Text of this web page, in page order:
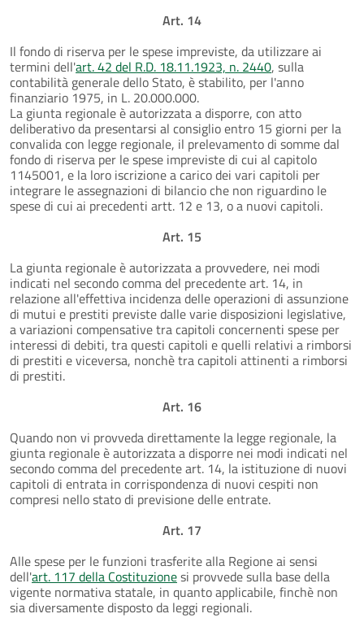
Art. 14
Il fondo di riserva per le spese impreviste, da utilizzare ai
termini dell'art. 42 del R.D. 18.11.1923, n. 2440, sulla
contabilità generale dello Stato, è stabilito, per l'anno
finanziario 1975, in L. 20.000.000.
La giunta regionale è autorizzata a disporre, con atto
deliberativo da presentarsi al consiglio entro 15 giorni per la
convalida con legge regionale, il prelevamento di somme dal
fondo di riserva per le spese impreviste di cui al capitolo
1145001, e la loro iscrizione a carico dei vari capitoli per
integrare le assegnazioni di bilancio che non riguardino le
spese di cui ai precedenti artt. 12 e 13, o a nuovi capitoli.
Art. 15
La giunta regionale è autorizzata a provvedere, nei modi
indicati nel secondo comma del precedente art. 14, in
relazione all'effettiva incidenza delle operazioni di assunzione
di mutui e prestiti previste dalle varie disposizioni legislative,
a variazioni compensative tra capitoli concernenti spese per
interessi di debiti, tra questi capitoli e quelli relativi a rimborsi
di prestiti e viceversa, nonchè tra capitoli attinenti a rimborsi
di prestiti.
Art. 16
Quando non vi provveda direttamente la legge regionale, la
giunta regionale è autorizzata a disporre nei modi indicati nel
secondo comma del precedente art. 14, la istituzione di nuovi
capitoli di entrata in corrispondenza di nuovi cespiti non
compresi nello stato di previsione delle entrate.
Art. 17
Alle spese per le funzioni trasferite alla Regione ai sensi
dell'art. 117 della Costituzionesi provvede sulla base della
vigente normativa statale, in quanto applicabile, finchè non
sia diversamente disposto da leggi regionali.